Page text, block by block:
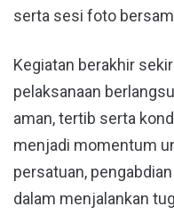
serta sesi foto
Kegiatan berakhir
pelaksanaan
aman, tertib serta
menjadi momentum
persatuan,
dalam menjalankan